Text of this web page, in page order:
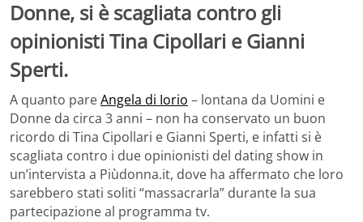
Donne, si è scagliata contro gli
opinionisti Tina Cipollari e Gianni
Sperti.
A quanto pareAngela di Iorio – lontana da Uomini e
Donne da circa 3 anni – non ha conservato un buon
ricordo di Tina Cipollari e Gianni Sperti, e infatti si è
scagliata contro i due opinionisti del dating show in
un’intervista a Piùdonna.it, dove ha affermato che loro
sarebbero stati soliti “massacrarla” durante la sua
partecipazione al programma tv.